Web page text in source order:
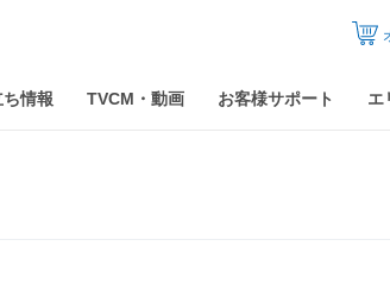
情報 TVCM・動画 お客様サポート エ